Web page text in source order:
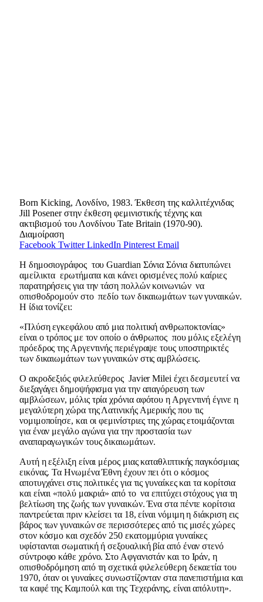
Born Kicking, Λονδίνο, 1983. Έκθεση της καλλιτέχνιδας
Jill Posener στην έκθεση φεμινιστικής τέχνης και
ακτιβισμού του Λονδίνου Tate Britain (1970-90).
Διαμοίραση
Facebook Twitter LinkedIn Pinterest Email
Η δημοσιογράφος του Guardian Σόνια Σόνια διατυπώνει
αμείλικτα ερωτήματα και κάνει ορισμένες πολύ καίριες
παρατηρήσεις για την τάση πολλών κοινωνιών να
οπισθοδρομούν στο πεδίο των δικαιωμάτων των γυναικών.
Η ίδια τονίζει:
«Πλύση εγκεφάλου από μια πολιτική ανθρωποκτονίας»
είναι ο τρόπος με τον οποίο ο άνθρωπος που μόλις εξελέγη
πρόεδρος της Αργεντινής περιέγραψε τους υποστηρικτές
των δικαιωμάτων των γυναικών στις αμβλώσεις.
Ο ακροδεξιός φιλελεύθερος Javier Milei έχει δεσμευτεί να
διεξαγάγει δημοψήφισμα για την απαγόρευση των
αμβλώσεων, μόλις τρία χρόνια αφότου η Αργεντινή έγινε η
μεγαλύτερη χώρα της Λατινικής Αμερικής που τις
νομιμοποίησε, και οι φεμινίστριες της χώρας ετοιμάζονται
για έναν μεγάλο αγώνα για την προστασία των
αναπαραγωγικών τους δικαιωμάτων.
Αυτή η εξέλιξη είναι μέρος μιας καταθλιπτικής παγκόσμιας
εικόνας. Τα Ηνωμένα Έθνη έχουν πει ότι ο κόσμος
αποτυγχάνει στις πολιτικές για τις γυναίκες και τα κορίτσια
και είναι «πολύ μακριά» από το να επιτύχει στόχους για τη
βελτίωση της ζωής των γυναικών. Ένα στα πέντε κορίτσια
παντρεύεται πριν κλείσει τα 18, είναι νόμιμη η διάκριση εις
βάρος των γυναικών σε περισσότερες από τις μισές χώρες
στον κόσμο και σχεδόν 250 εκατομμύρια γυναίκες
υφίστανται σωματική ή σεξουαλική βία από έναν στενό
σύντροφο κάθε χρόνο. Στο Αφγανιστάν και το Ιράν, η
οπισθοδρόμηση από τη σχετικά φιλελεύθερη δεκαετία του
1970, όταν οι γυναίκες συνωστίζονταν στα πανεπιστήμια και
τα καφέ της Καμπούλ και της Τεχεράνης, είναι απόλυτη».